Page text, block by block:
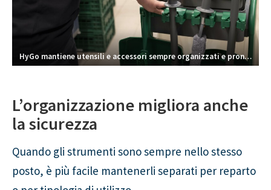
HyGo mantiene utensili e accessori sempre organizzati e pronti all’uso.
L’organizzazione migliora anche
la sicurezza
Quando gli strumenti sono sempre nello stesso
posto, è più facile mantenerli separati per reparto